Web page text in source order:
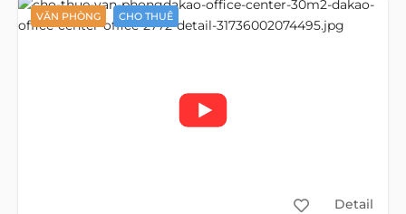
VĂN PHÒNG CHO THUÊ
Detail